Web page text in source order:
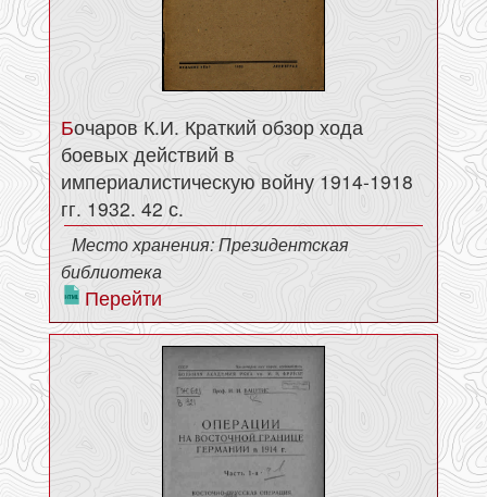
Бочаров К.И. Краткий обзор хода
боевых действий в
империалистическую войну 1914-1918
гг. 1932. 42 с.
Место хранения: Президентская
библиотека
Перейти